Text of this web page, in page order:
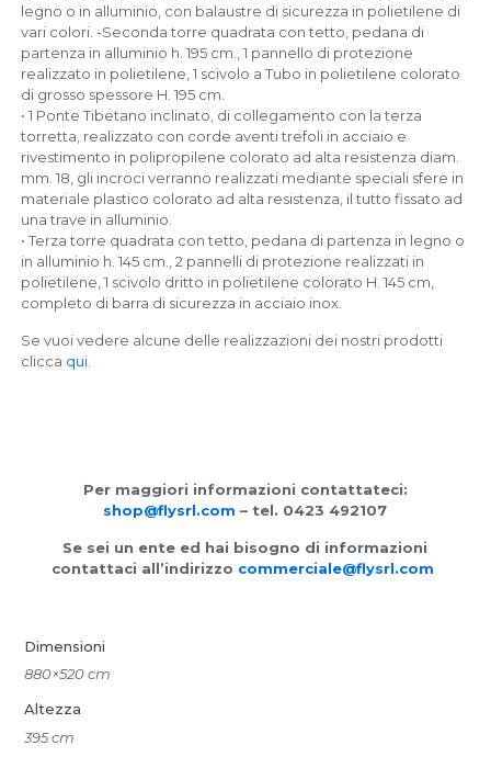
legno o in alluminio, con balaustre di sicurezza in polietilene di
vari colori. -Seconda torre quadrata con tetto, pedana di
partenza in alluminio h. 195 cm., 1 pannello di protezione
realizzato in polietilene, 1 scivolo a Tubo in polietilene colorato
di grosso spessore H. 195 cm.
• 1 Ponte Tibetano inclinato, di collegamento con la terza
torretta, realizzato con corde aventi trefoli in acciaio e
rivestimento in polipropilene colorato ad alta resistenza diam.
mm. 18, gli incroci verranno realizzati mediante speciali sfere in
materiale plastico colorato ad alta resistenza, il tutto fissato ad
una trave in alluminio.
• Terza torre quadrata con tetto, pedana di partenza in legno o
in alluminio h. 145 cm., 2 pannelli di protezione realizzati in
polietilene, 1 scivolo dritto in polietilene colorato H. 145 cm,
completo di barra di sicurezza in acciaio inox.
Se vuoi vedere alcune delle realizzazioni dei nostri prodotti
clicca qui
Per maggiori informazioni contattateci:
shop@flysrl.com – tel. 0423 492107
Se sei un ente ed hai bisogno di informazioni
contattaci all’indirizzo commerciale@flysrl.com
Dimensioni
880×520 cm
Altezza
395 cm